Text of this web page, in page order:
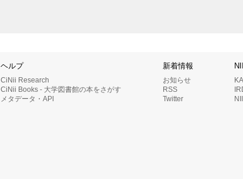
ヘルプ
CiNii Research
CiNii Books - 大学図書館の本をさがす
メタデータ・API
新着情報
お知らせ
RSS
Twitter